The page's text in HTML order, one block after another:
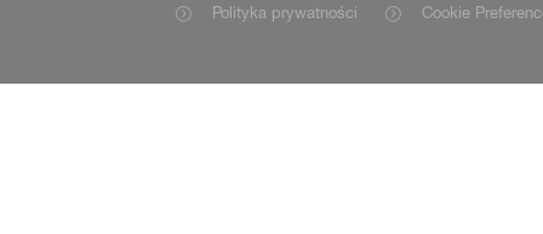
Polityka prywatności Cookie